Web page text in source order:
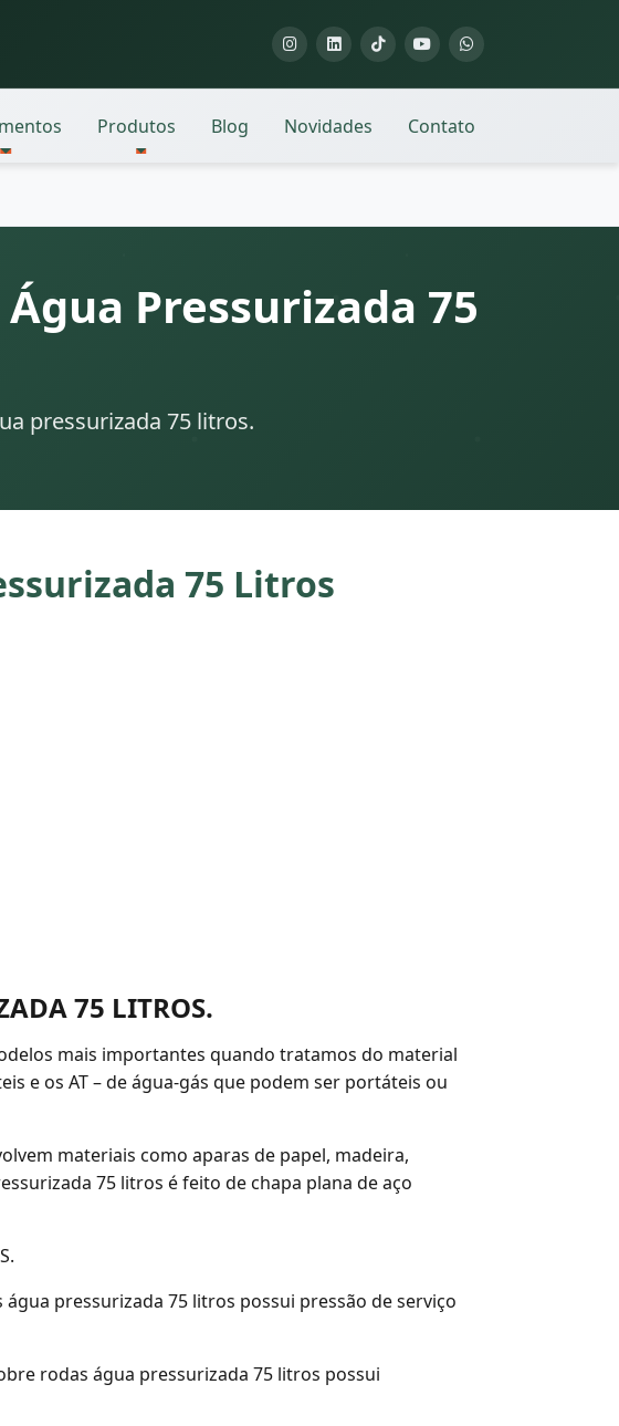
Produtos Blog Novidades Contato
Pressurizada 75
pressurizada 75 litros.
75 Litros
75 LITROS.
mais importantes quando tratamos do material
e os AT – de água-gás que podem ser portáteis ou
materiais como aparas de papel, madeira,
75 litros é feito de chapa plana de aço
pressurizada 75 litros possui pressão de serviço
rodas água pressurizada 75 litros possui